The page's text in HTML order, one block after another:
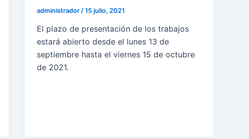
administrador /15 julio, 2021
El plazo de presentación de los trabajos
estará abierto desde el lunes 13 de
septiembre hasta el viernes 15 de octubre
de 2021.